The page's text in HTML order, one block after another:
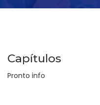
Capítulos
Pronto info